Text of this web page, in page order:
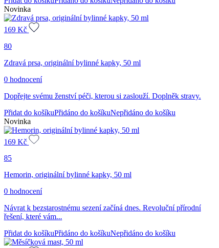
Novinka
169 Kč
80
Zdravá prsa, originální bylinné kapky, 50 ml
0 hodnocení
Dopřejte svému ženství péči, kterou si zaslouží. Doplněk stravy.
Přidat do košíkuPřidáno do košíkuNepřidáno do košíku
Novinka
169 Kč
85
Hemorin, originální bylinné kapky, 50 ml
0 hodnocení
Návrat k bezstarostnému sezení začíná dnes. Revoluční přírodní
řešení, které vám...
Přidat do košíkuPřidáno do košíkuNepřidáno do košíku